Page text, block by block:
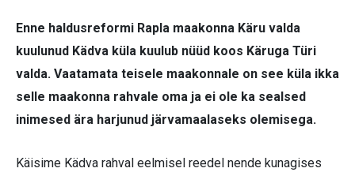
Enne haldusreformi Rapla maakonna Käru valda
kuulunud Kädva küla kuulub nüüd koos Käruga Türi
valda. Vaatamata teisele maakonnale on see küla ikka
selle maakonna rahvale oma ja ei ole ka sealsed
inimesed ära harjunud järvamaalaseks olemisega.
Käisime Kädva rahval eelmisel reedel nende kunagises